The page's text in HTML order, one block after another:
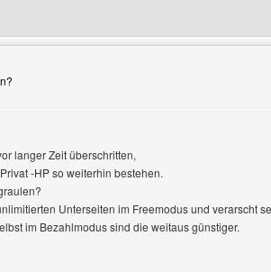
besuchen: thecreativecreator
langer Zeit überschritten,
-HP so weiterhin bestehen.
Unterseiten im Freemodus und verarscht
im Bezahlmodus sind die weitaus günstiger.